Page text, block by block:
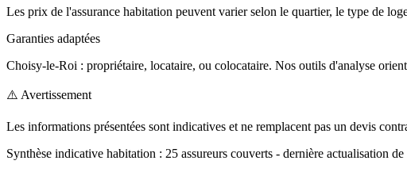
Les prix de l'assurance habitation peuvent varier selon le quartier, le type de
Garanties adaptées
Choisy-le-Roi : propriétaire, locataire, ou colocataire. Nos outils d'analyse
⚠️ Avertissement
Les informations présentées sont indicatives et ne remplacent pas un devis
Synthèse indicative habitation : 25 assureurs couverts - dernière actualisation